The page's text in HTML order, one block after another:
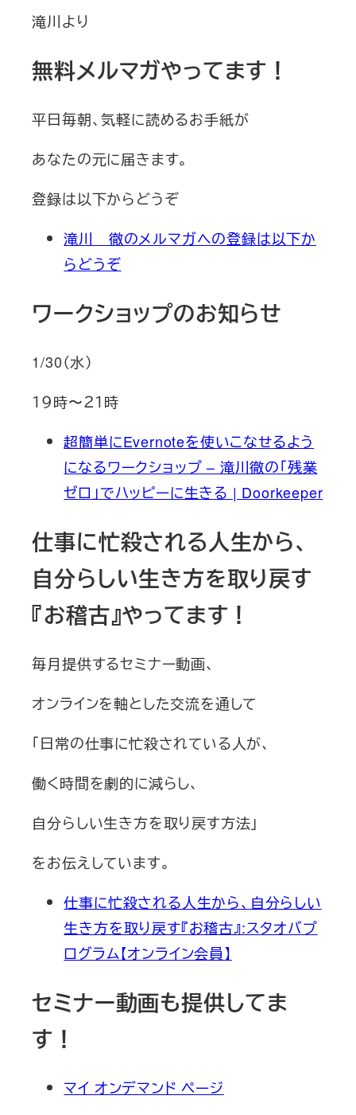
滝川より
無料メルマガやってます！
平日毎朝、気軽に読めるお手紙が
あなたの元に届きます。
登録は以下からどうぞ
滝川 徹のメルマガへの登録は以下か
らどうぞ
ワークショップのお知らせ
1/30（水）
１９時〜２１時
超簡単にEvernoteを使いこなせるよう
になるワークショップ – 滝川徹の「残業
ゼロ」でハッピーに生きる | Doorkeeper
仕事に忙殺される人生から、
自分らしい生き方を取り戻す
『お稽古』やってます！
毎月提供するセミナー動画、
オンラインを軸とした交流を通して
「日常の仕事に忙殺されている人が、
働く時間を劇的に減らし、
自分らしい生き方を取り戻す方法」
をお伝えしています。
仕事に忙殺される人生から、自分らしい
生き方を取り戻す『お稽古』:スタオバプ
ログラム【オンライン会員】
セミナー動画も提供してま
す！
マイ オンデマンド ページ